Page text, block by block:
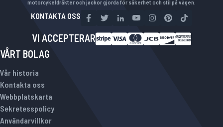
motorcykeldräkter och jackor gjorda för säkerhet och stil på vägen.
KONTAKTA OSS
VI ACCEPTERAR
VÅRT BOLAG
Vår historia
Kontakta oss
Webbplatskarta
Sekretesspolicy
Användarvillkor